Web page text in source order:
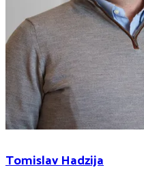
Tomislav Hadzija